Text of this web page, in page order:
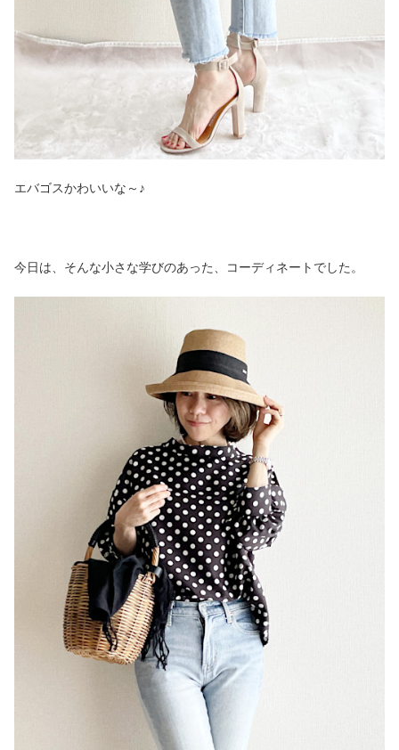
エバゴスかわいいな～♪
今日は、そんな小さな学びのあった、コーディネートでした。